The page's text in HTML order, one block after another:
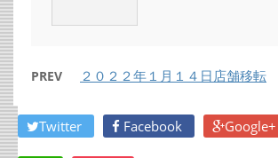
PREV ２０２２年１月１４日店舗移転
Twitter Facebook Google+